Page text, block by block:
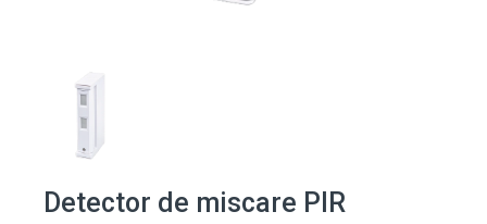
Detector de miscare PIR